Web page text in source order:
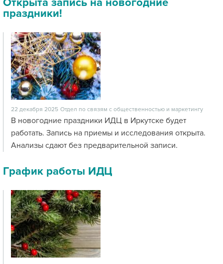
Открыта запись на новогодние
праздники!
22 декабря 2025 Отдел по связям с общественностью и маркетингу
В новогодние праздники ИДЦ в Иркутске будет
работать. Запись на приемы и исследования открыта.
Анализы сдают без предварительной записи.
График работы ИДЦ